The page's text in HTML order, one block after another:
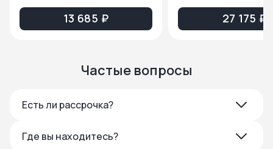
13 685 ₽ 27 175 ₽
Частые вопросы
Есть ли рассрочка?
Где вы находитесь?